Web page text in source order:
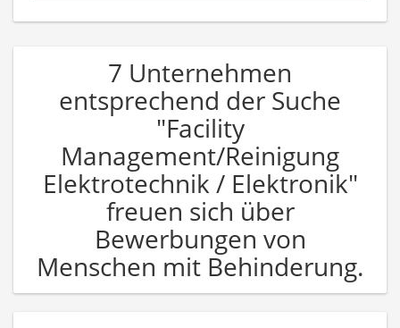
7 Unternehmen
entsprechend der Suche
"Facility
Management/Reinigung
Elektrotechnik / Elektronik"
freuen sich über
Bewerbungen von
Menschen mit Behinderung.